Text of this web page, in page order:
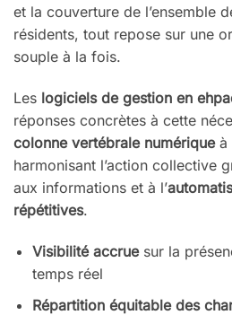
et la couverture de l’ensemble
résidents, tout repose sur une
souple à la fois.
Les logiciels de gestion en
réponses concrètes à cette
colonne vertébrale numériqueà
harmonisant l’action collective
aux informations et à l’
répétitives.
Visibilité accruesur la
temps réel
Répartition équitable des